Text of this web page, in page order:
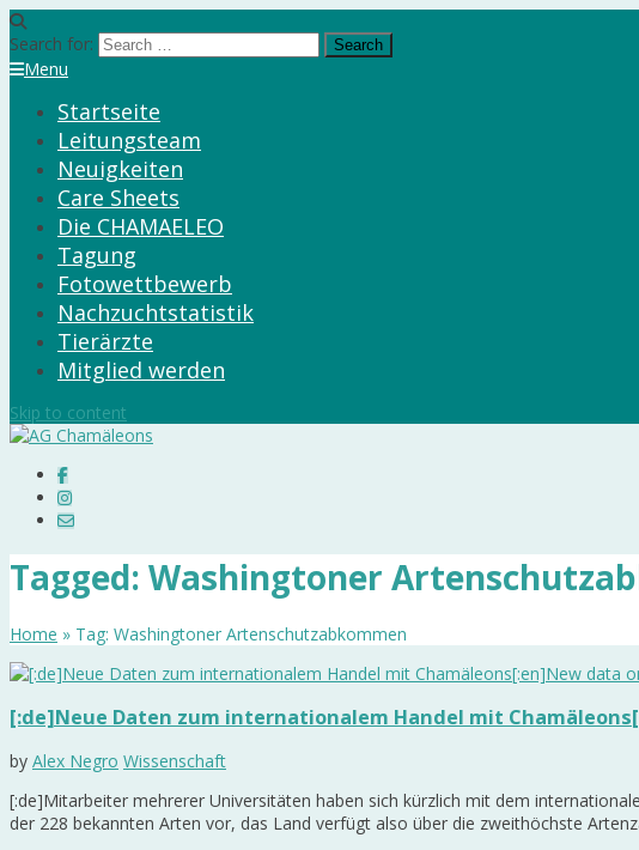
Search for:
Menu
Startseite
Leitungsteam
Neuigkeiten
Care Sheets
Die CHAMAELEO
Tagung
Fotowettbewerb
Nachzuchtstatistik
Tierärzte
Mitglied werden
Skip to content
Tagged: Washingtoner
Home » Tag: Washingtoner Artenschutzabkommen
[:de]Neue Daten zum internationalem Handel mit
by Alex Negro Wissenschaft
[:de]Mitarbeiter mehrerer Universitäten haben sich kürzlich mit dem
der 228 bekannten Arten vor, das Land verfügt also über die zweithöchste